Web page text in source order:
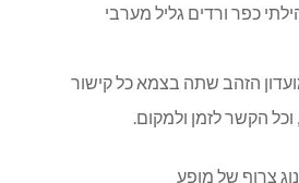
כפר ורדים גליל מערבי
הזהב שתה בצמא כל קישור
הקשר לזמן ולמקום.